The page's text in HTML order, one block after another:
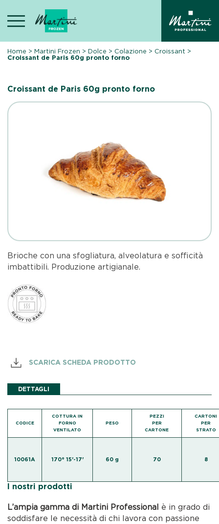
content
Home >Martini Frozen >Dolce > Colazione > Croissant >
Croissant de Paris 60g pronto forno
Croissant de Paris 60g pronto forno
Brioche con una sfogliatura, alveolatura e sofficità
imbattibili. Produzione artigianale.
SCARICA SCHEDA PRODOTTO
DETTAGLI
CODICE
COTTURA IN
FORNO
VENTILATO
10061A 170° 15'-17'
PESO
PEZZI
PER
CARTONE
CARTONI
PER
STRATO
60 g 70 8
I nostri prodotti
L’ampia gamma di Martini Professional è in grado di
soddisfare le necessità di chi lavora con passione